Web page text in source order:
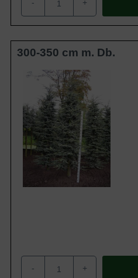
- +
300-350 cm m. Db.
- +